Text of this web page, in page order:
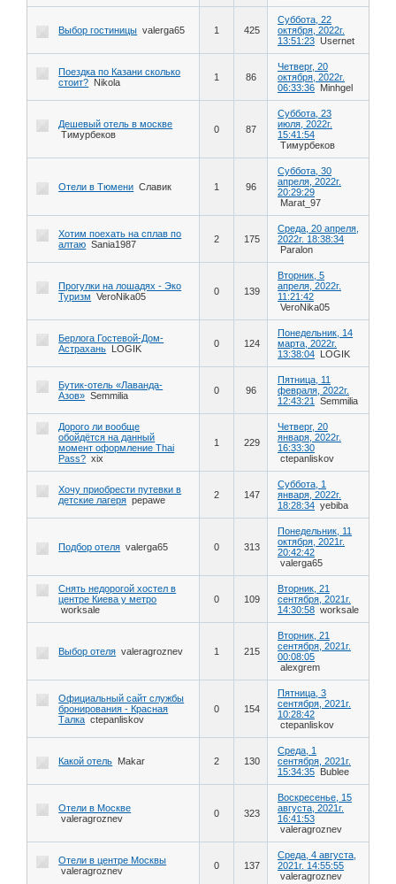
Выбор гостиницы valerga65 1 425
Суббота, 22
октября, 2022г.
13:51:23 Usernet
Поездка по Казани сколько
стоит? Nikola 1 86
Четверг, 20
октября, 2022г.
06:33:36 Minhgel
Дешевый отель в москве
Тимурбеков
0 87
Суббота, 23
июля, 2022г.
15:41:54
Тимурбеков
Отели в Тюмени Славик 1 96
Суббота, 30
апреля, 2022г.
20:29:29
Marat_97
Хотим поехать на сплав по
алтаю Sania1987 2 175
Среда, 20 апреля,
2022г. 18:38:34
Paralon
Прогулки на лошадях - Эко
Туризм
VeroNika05 0 139
Вторник, 5
апреля, 2022г.
11:21:42
VeroNika05
Берлога Гостевой-Дом-
Астрахань LOGIK 0 124
Понедельник, 14
марта, 2022г.
13:38:04 LOGIK
Бутик-отель «Лаванда-
Азов» Semmilia 0 96
Пятница, 11
февраля, 2022г.
12:43:21
Semmilia
Дорого ли вообще
обойдётся на данный
момент оформление Thai
Pass? xix
1 229
Четверг, 20
января, 2022г.
16:33:30
ctepanliskov
Хочу приобрести путевки в
детские лагеря pepawe 2 147
Суббота, 1
января, 2022г.
18:28:34 yebiba
Подбор отеля valerga65 0 313
Понедельник, 11
октября, 2021г.
20:42:42
valerga65
Снять недорогой хостел в
центре Киева у метро
worksale
0 109
Вторник, 21
сентября, 2021г.
14:30:58 worksale
Выбор отеля valeragroznev 1 215
Вторник, 21
сентября, 2021г.
00:08:05
alexgrem
Официальный сайт службы
бронирования - Красная
Талка ctepanliskov
0 154
Пятница, 3
сентября, 2021г.
10:28:42
ctepanliskov
Какой отель Makar 2 130
Среда, 1
сентября, 2021г.
15:34:35 Bublee
Отели в Москве
valeragroznev
0 323
Воскресенье, 15
августа, 2021г.
16:41:53
valeragroznev
Отели в центре Москвы
valeragroznev
0 137
Среда, 4 августа,
2021г. 14:55:55
valeragroznev